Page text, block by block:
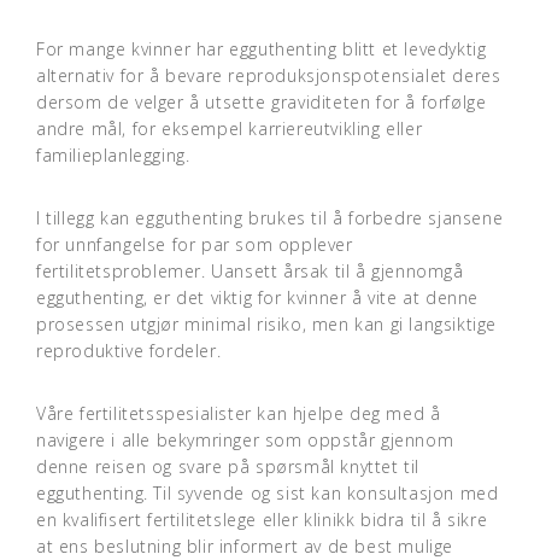
For mange kvinner har egguthenting blitt et levedyktig
alternativ for å bevare reproduksjonspotensialet deres
dersom de velger å utsette graviditeten for å forfølge
andre mål, for eksempel karriereutvikling eller
familieplanlegging.
I tillegg kan egguthenting brukes til å forbedre sjansene
for unnfangelse for par som opplever
fertilitetsproblemer. Uansett årsak til å gjennomgå
egguthenting, er det viktig for kvinner å vite at denne
prosessen utgjør minimal risiko, men kan gi langsiktige
reproduktive fordeler.
Våre fertilitetsspesialister kan hjelpe deg med å
navigere i alle bekymringer som oppstår gjennom
denne reisen og svare på spørsmål knyttet til
egguthenting. Til syvende og sist kan konsultasjon med
en kvalifisert fertilitetslege eller klinikk bidra til å sikre
at ens beslutning blir informert av de best mulige